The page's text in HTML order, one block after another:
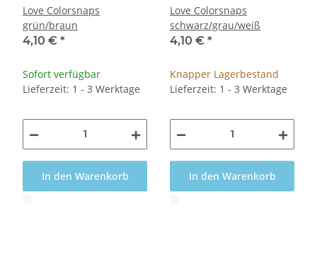
Love Colorsnaps
grün/braun
4,10 € *
Sofort verfügbar
Lieferzeit: 1 - 3 Werktage
In den Warenkorb
Love Colorsnaps
schwarz/grau/weiß
4,10 € *
Knapper Lagerbestand
Lieferzeit: 1 - 3 Werktage
In den Warenkorb